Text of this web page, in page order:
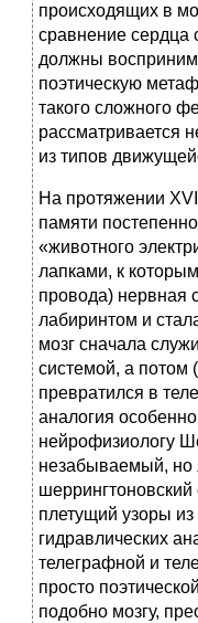
происходящих в
сравнение сердца
должны
поэтическую
такого сложного
рассматривается
из типов
На протяжении
памяти
«животного
лапками, к
провода) нервная
лабиринтом и
мозг сначала
системой, а потом
превратился в
аналогия
нейрофизиологу
незабываемый, но
плетущий узоры из
гидравлических
телеграфной и
просто
подобно мозгу,